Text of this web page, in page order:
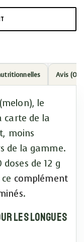
Avis (0)
le
carte de la
moins
de la gamme.
de 12 g
complément
.
les longues